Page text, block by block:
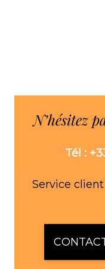
N’hésitez
Tél :
Service